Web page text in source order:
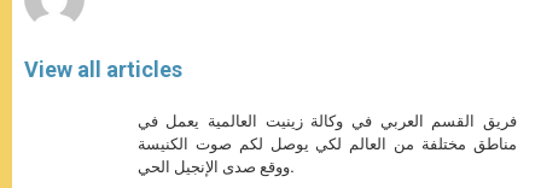
View all articles
فريق القسم العربي في وكالة زينيت العالمية يعمل في
مناطق مختلفة من العالم لكي يوصل لكم صوت الكنيسة
ووقع صدى الإنجيل الحي.